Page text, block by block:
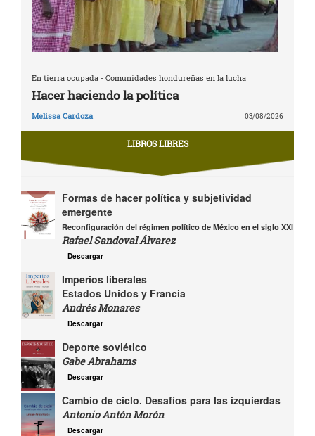
En tierra ocupada - Comunidades hondureñas en la lucha
Hacer haciendo la política
Melissa Cardoza 03/08/2026
LIBROS LIBRES
Formas de hacer política y subjetividad
emergente
Reconfiguración del régimen político de México en el siglo XXI
Rafael Sandoval Álvarez
Descargar
Imperios liberales
Estados Unidos y Francia
Andrés Monares
Descargar
Deporte soviético
Gabe Abrahams
Descargar
Cambio de ciclo. Desafíos para las izquierdas
Antonio Antón Morón
Descargar